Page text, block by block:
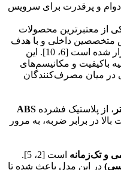
815؛ انتخابی با دوام و پرقدرت برای سرویس
از معتبرترین محصولات
متخصصین داخلی و با هدف
کاهش مصرف آب طراحی و روانه بازار شده است [6، 10]. این
باکیفیت و مکانیسم‌های
در میان مصرف‌کنندگان
، از پلاستیک فشرده ABS
در برابر ضربه، به مرور
و تک‌زمانه
است [2، 5].
در این مدل باعث شده تا